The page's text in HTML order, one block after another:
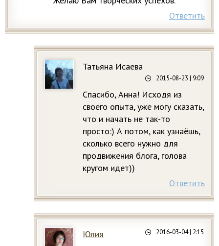
Ответить
Татьяна Исаева
2015-08-23 | 9:09
Спасибо, Анна! Исходя из
своего опыта, уже могу сказать,
что и начать не так-то
просто:) А потом, как узнаёшь,
сколько всего нужно для
продвижения блога, голова
кругом идет))
Ответить
Юлия 2016-03-04| 2:15